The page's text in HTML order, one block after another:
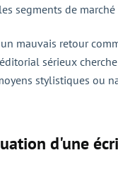
segments de
mauvais retour
sérieux
stylistiques ou
d'une